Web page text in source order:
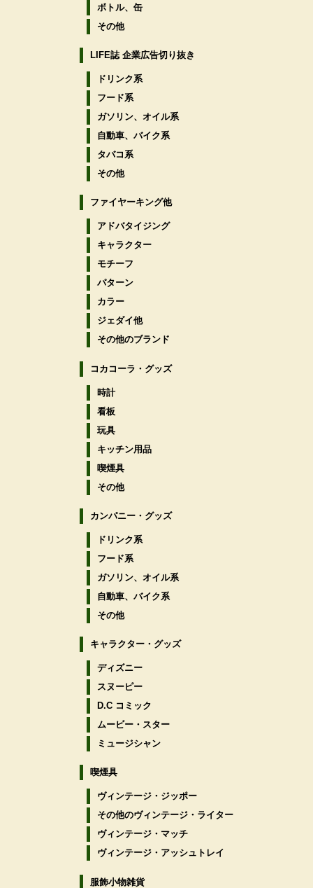
ボトル、缶
その他
LIFE誌 企業広告切り抜き
ドリンク系
フード系
ガソリン、オイル系
自動車、バイク系
タバコ系
その他
ファイヤーキング他
アドバタイジング
キャラクター
モチーフ
パターン
カラー
ジェダイ他
その他のブランド
コカコーラ・グッズ
時計
看板
玩具
キッチン用品
喫煙具
その他
カンパニー・グッズ
ドリンク系
フード系
ガソリン、オイル系
自動車、バイク系
その他
キャラクター・グッズ
ディズニー
スヌーピー
D.C コミック
ムービー・スター
ミュージシャン
喫煙具
ヴィンテージ・ジッポー
その他のヴィンテージ・ライター
ヴィンテージ・マッチ
ヴィンテージ・アッシュトレイ
服飾小物雑貨